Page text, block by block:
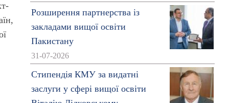
Розширення партнерства із
закладами вищої освіти
Пакистану
31-07-2026
Стипендія КМУ за видатні
заслуги у сфері вищої освіти